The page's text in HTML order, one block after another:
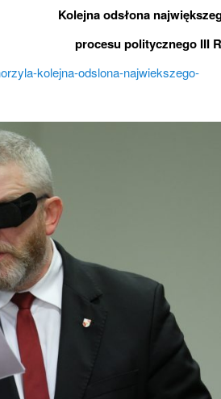
Kolejna odsłona
procesu politycznego III
kolejna-odslona-najwiekszego-